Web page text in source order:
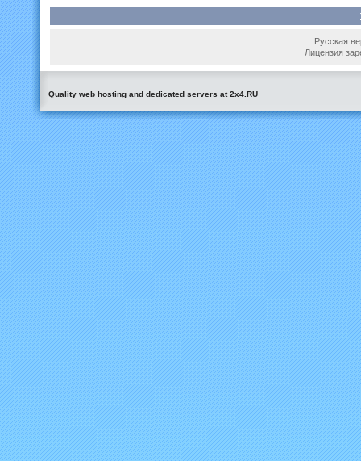
Русская
Лицензия
Quality web hosting and dedicated servers at 2x4.RU